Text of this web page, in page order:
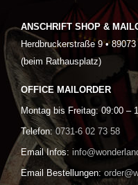
ANSCHRIFT SHOP &
Herdbruckerstraße 9 • 89073
(beim Rathausplatz)
OFFICE MAILORDER
Montag bis Freitag: 09:00 –
Telefon: 0731-6 02 73 58
Email Infos:
Email Bestellungen: